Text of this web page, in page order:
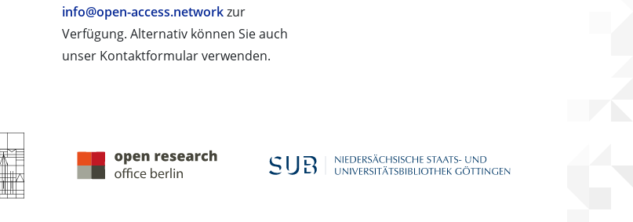
info@open-access.networkzur
Verfügung. Alternativ können Sie auch
unser Kontaktformular verwenden.